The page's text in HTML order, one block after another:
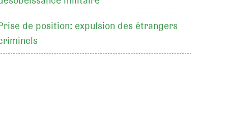
de position: expulsion des étrangers